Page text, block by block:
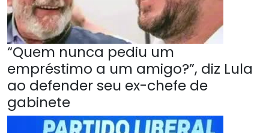
“Quem nunca pediu um
empréstimo a um amigo?”, diz Lula
ao defender seu ex-chefe de
gabinete